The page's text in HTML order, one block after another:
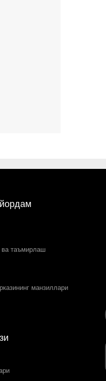
таъмирлаш
манзиллари